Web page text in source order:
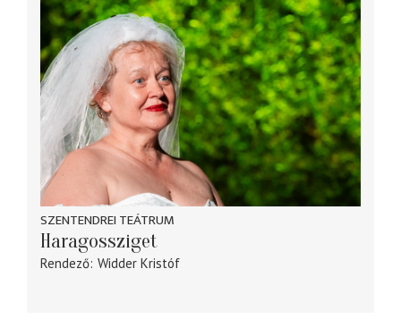
SZENTENDREI TEÁTRUM
Haragossziget
Rendező Widder Kristóf